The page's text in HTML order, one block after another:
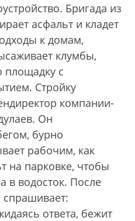
Бригада из
асфальт и кладет
к домам,
клумбы,
площадку с
Стройку
компании-
Он
бурно
рабочим, как
на парковке, чтобы
в водосток. После
спрашивает:
ответа, бежит